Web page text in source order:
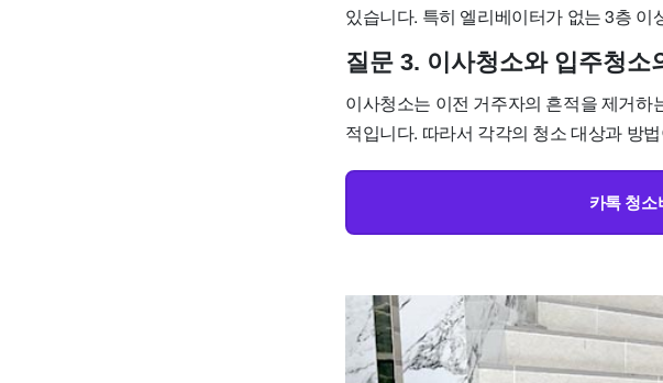
있습니다. 특히 엘리베이터가 없는 3층
질문 3. 이사청소와 입주청
이사청소는 이전 거주자의 흔적을 제거
적입니다. 따라서 각각의 청소 대상과 방
카톡 청